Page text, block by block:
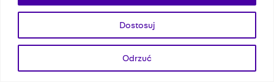
Dostosuj
Odrzuć